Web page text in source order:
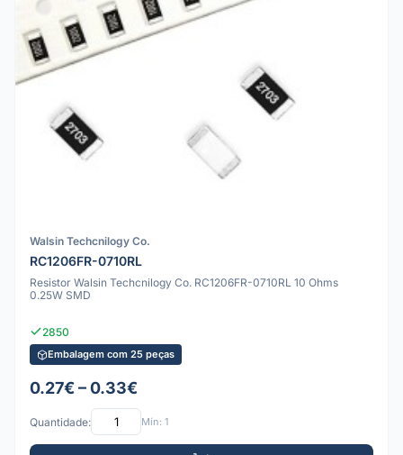
Walsin Techcnilogy Co.
RC1206FR-0710RL
Resistor Walsin Techcnilogy Co. RC1206FR-0710RL 10 Ohms
0.25W SMD
2850
Embalagem com 25 peças
0.27€ – 0.33€
Quantidade: Mín: 1